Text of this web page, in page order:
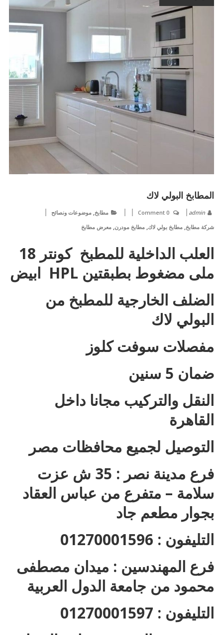
المطابخ البولي لاك
admin
0 Comment مطابخ, موضوعات ونصائح
شركة مطابخ, مطابخ بولي لاك, مطابخ مودرن, معرض مطابخ
العلب الداخلية للمطبخ كونتر 18
ملى مضغوط بطبقتين HPL ابيض
الضلف الخارجية للمطبخ من
البولي لاك
مفصلات سوفت كلوز
ضمان 5 سنين
النقل والتركيب مجانا داخل
القاهرة
التوصيل لجميع محافظات مصر
فرع مدينة نصر : 35 ش عزت
سلامة – متفرع من عباس العقاد
بجوار مطعم جاد
التليفون : 01270001596
فرع المهندسين : ميدان مصطفى
محمود من جامعة الدول العربية
التليفون : 01270001597